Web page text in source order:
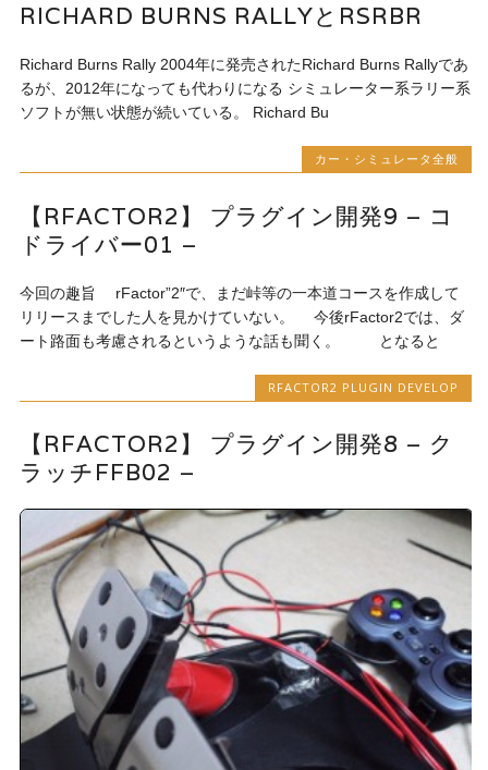
RICHARD BURNS RALLYとRSRBR
Richard Burns Rally 2004年に発売されたRichard Burns Rallyであ
るが、2012年になっても代わりになる シミュレーター系ラリー系
ソフトが無い状態が続いている。 Richard Bu
カー・シミュレータ全般
【RFACTOR2】 プラグイン開発9 – コ
ドライバー01 –
今回の趣旨 rFactor”2″で、まだ峠等の一本道コースを作成して
リリースまでした人を見かけていない。 今後rFactor2では、ダ
ート路面も考慮されるというような話も聞く。 となると
RFACTOR2 PLUGIN DEVELOP
【RFACTOR2】 プラグイン開発8 – ク
ラッチFFB02 –